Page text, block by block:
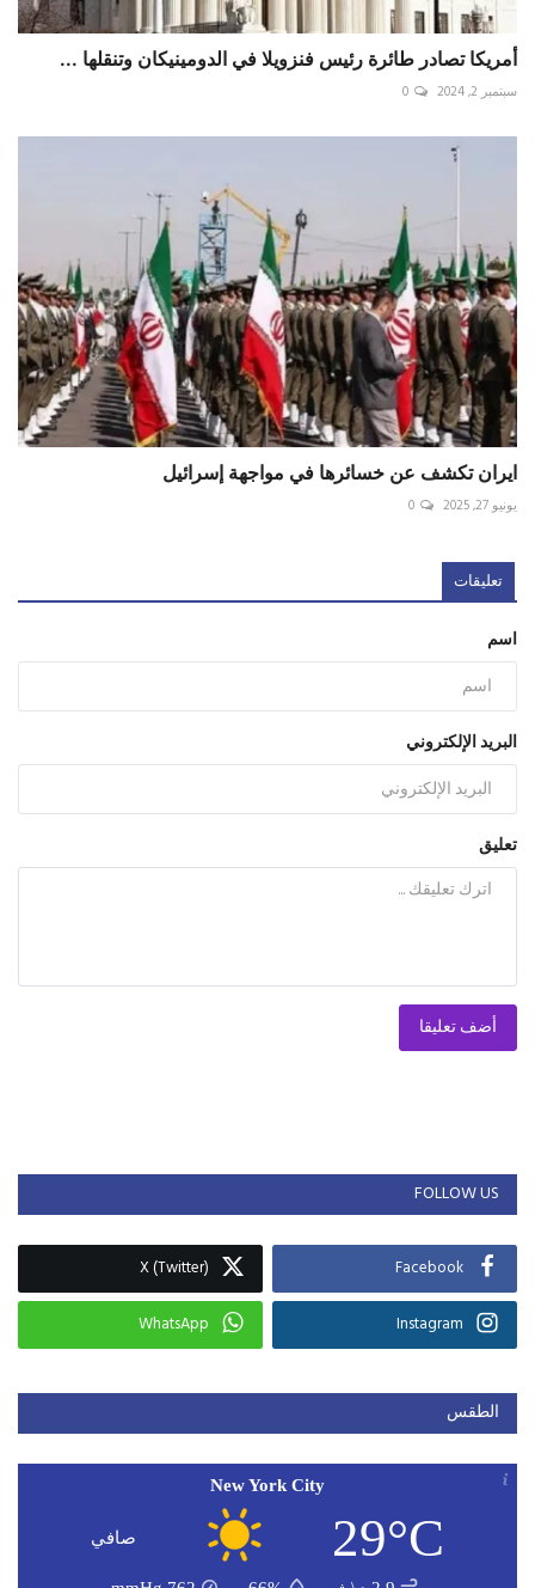
أمريكا تصادر طائرة رئيس فنزويلا في الدومينيكان وتنقلها ...
سبتمبر 2, 2024 0
ايران تكشف عن خسائرها في مواجهة إسرائيل
يونيو 27, 2025 0
تعليقات
اسم
البريد الإلكتروني
تعليق
أضف تعليقا
FOLLOW US
Facebook
X (Twitter)
Instagram
WhatsApp
الطقس
New York City
29°C صافي